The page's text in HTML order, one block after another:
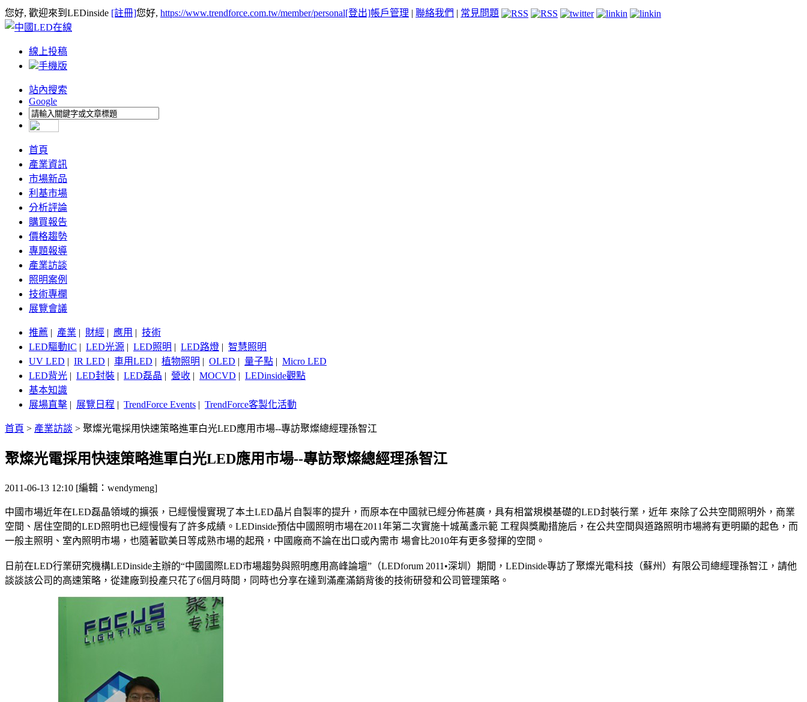
您好, 歡迎來到LEDinside [註冊]您好, https://www.trendforce.com.tw/member/personal[登出]帳戶管理 | 聯絡我們 | 常見問題
線上投稿
手機版
站內搜索
Google
首頁
產業資訊
市場新品
利基市場
分析評論
購買報告
價格趨勢
專題報導
產業訪談
照明案例
技術專欄
展覽會議
推薦 | 產業 | 財經 | 應用 | 技術
LED驅動IC | LED光源 | LED照明 | LED路燈 | 智慧照明
UV LED | IR LED | 車用LED | 植物照明 | OLED | 量子點 | Micro LED
LED背光 | LED封裝 | LED磊晶 | 營收 | MOCVD | LEDinside觀點
基本知識
展場直擊 | 展覽日程 | TrendForce Events | TrendForce客製化活動
首頁 > 產業訪談 > 聚燦光電採用快速策略進軍白光LED應用市場--專訪聚燦總經理孫智江
聚燦光電採用快速策略進軍白光LED應用市場--專訪聚燦總經理孫智江
2011-06-13 12:10 [編輯：wendymeng]
中國市場近年在LED磊晶領域的擴張，已經慢慢實現了本土LED晶片自製率的提升，而原本在中國就已經分佈甚廣，具有相當規模基礎的LED封裝行業，近年 來除了公共空間照明外，商業
空間、居住空間的LED照明也已經慢慢有了許多成績。LEDinside預估中國照明市場在2011年第二次實施十城萬盞示範 工程與獎勵措施后，在公共空間與道路照明市場將有更明顯的起色，而
一般主照明、室內照明市場，也隨著歐美日等成熟市場的起飛，中國廠商不論在出口或內需市 場會比2010年有更多發揮的空間。
日前在LED行業研究機構LEDinside主辦的“中國國際LED市場趨勢與照明應用高峰論壇”（LEDforum 2011•深圳）期間，LEDinside專訪了聚燦光電科技（蘇州）有限公司總經理孫智江，請他
談談該公司的高速策略，從建廠到投產只花了6個月時間，同時也分享在達到滿產滿銷背後的技術研發和公司管理策略。